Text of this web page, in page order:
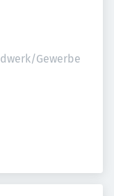
Gewerbe